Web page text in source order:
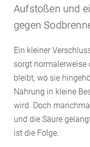
Aufstoßen und
gegen
Ein kleiner
sorgt normalerweise
bleibt, wo sie
Nahrung in kleine
wird. Doch
und die Säure
ist die Folge.